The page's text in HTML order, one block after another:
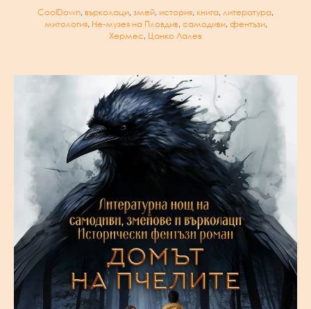
CoolDown, върколаци, змей, история, книга, литература,
митология, Не-музея на Пловдив, самодиви, фентъзи,
Хермес, Цанко Лалев